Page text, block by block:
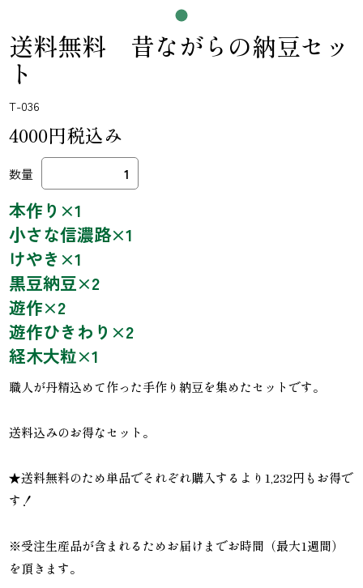
送料無料 昔ながらの納豆セッ
ト
T-036
4000円税込み
数量
本作り ×1
小さな信濃路×1
けやき×1
黒豆納豆×2
遊作×2
遊作ひきわり ×2
経木大粒×1
職人が丹精込めて作った手作り納豆を集めたセットです。
送料込みのお得なセット。
★送料無料のため単品でそれぞれ購入するより1,232円もお得で
す！
※受注生産品が含まれるためお届けまでお時間（最大1週間）
を頂きます。